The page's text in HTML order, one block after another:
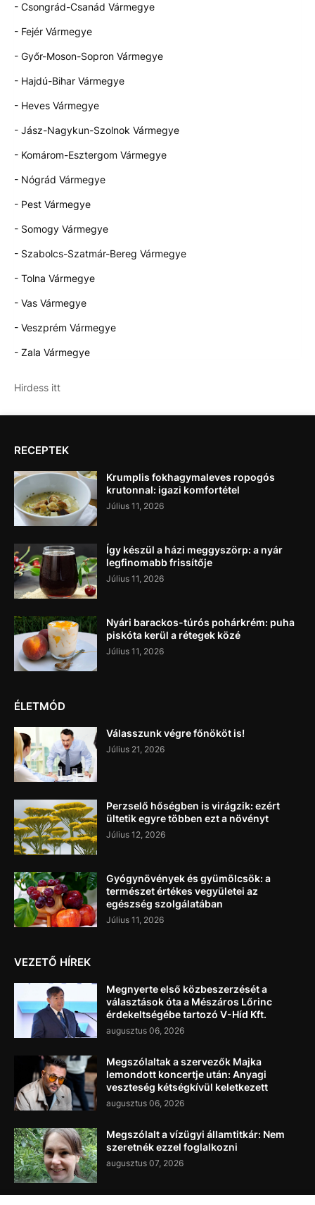
- Csongrád-Csanád Vármegye
- Fejér Vármegye
- Győr-Moson-Sopron Vármegye
- Hajdú-Bihar Vármegye
- Heves Vármegye
- Jász-Nagykun-Szolnok Vármegye
- Komárom-Esztergom Vármegye
- Nógrád Vármegye
- Pest Vármegye
- Somogy Vármegye
- Szabolcs-Szatmár-Bereg Vármegye
- Tolna Vármegye
- Vas Vármegye
- Veszprém Vármegye
- Zala Vármegye
Hirdess itt
RECEPTEK
Krumplis fokhagymaleves ropogós
krutonnal: igazi komfortétel
Július 11, 2026
Így készül a házi meggyszörp: a nyár
legfinomabb frissítője
Július 11, 2026
Nyári barackos-túrós pohárkrém: puha
piskóta kerül a rétegek közé
Július 11, 2026
ÉLETMÓD
Válasszunk végre főnököt is!
Július 21, 2026
Perzselő hőségben is virágzik: ezért
ültetik egyre többen ezt a növényt
Július 12, 2026
Gyógynövények és gyümölcsök: a
természet értékes vegyületei az
egészség szolgálatában
Július 11, 2026
VEZETŐ HÍREK
Megnyerte első közbeszerzését a
választások óta a Mészáros Lőrinc
érdekeltségébe tartozó V-Híd Kft.
augusztus 06, 2026
Megszólaltak a szervezők Majka
lemondott koncertje után: Anyagi
veszteség kétségkívül keletkezett
augusztus 06, 2026
Megszólalt a vízügyi államtitkár: Nem
szeretnék ezzel foglalkozni
augusztus 07, 2026